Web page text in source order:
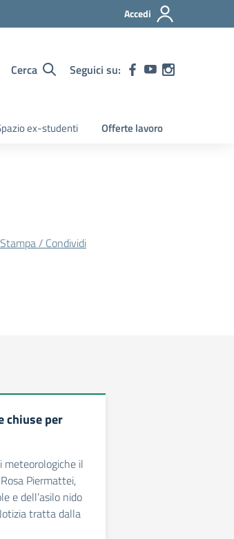
Accedi
Cerca Seguici su:
ex-studenti Offerte lavoro
Stampa / Condividi
chiuse per
meteorologiche il
Piermattei,
e dell’asilo nido
tratta dalla